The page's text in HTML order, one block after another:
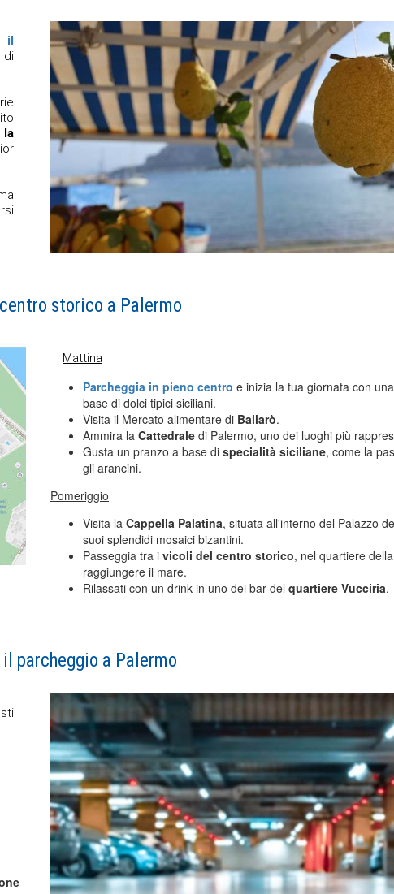
il
di
la
storico a Palermo
Mattina
Parcheggia in pieno centro e inizia la tua giornata con
base di dolci tipici siciliani.
Visita il Mercato alimentare di Ballarò.
Ammira la Cattedrale di Palermo, uno dei luoghi più
Gusta un pranzo a base di specialità siciliane, come la
gli arancini.
Pomeriggio
Visita la Cappella Palatina, situata all'interno del Palazzo
suoi splendidi mosaici bizantini.
Passeggia tra i vicoli del centro storico, nel quartiere
raggiungere il mare.
Rilassati con un drink in uno dei bar del quartiere Vucciria.
parcheggio a Palermo